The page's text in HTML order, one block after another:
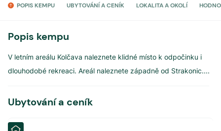
POPIS KEMPU UBYTOVÁNÍ A CENÍK LOKALITA A OKOLÍ
Popis kempu
V letním areálu Kolčava naleznete klidné místo k odpočinku i
dlouhodobé rekreaci. Areál naleznete západně od Strakonic....
Ubytování a ceník